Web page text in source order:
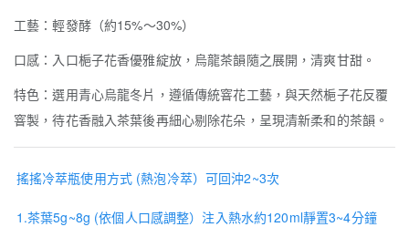
工藝：輕發酵（約15%～30%）
口感：入口梔子花香優雅綻放，烏龍茶韻隨之展開，清爽甘甜。
特色：選用青心烏龍冬片，遵循傳統窨花工藝，與天然梔子花反覆
窨製，待花香融入茶葉後再細心剔除花朵，呈現清新柔和的茶韻。
搖搖冷萃瓶使用方式 (熱泡冷萃）可回沖2~3次
1.茶葉5g~8g (依個人口感調整）注入熱水約120ml靜置3~4分鐘